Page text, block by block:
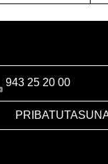
943 25 20 00